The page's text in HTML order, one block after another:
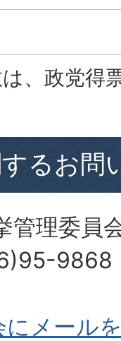
、政党得
るお問
管理委員
9868
にメール